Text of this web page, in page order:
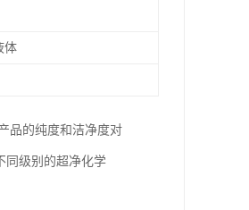
体
品的纯度和洁净度对
同级别的超净化学